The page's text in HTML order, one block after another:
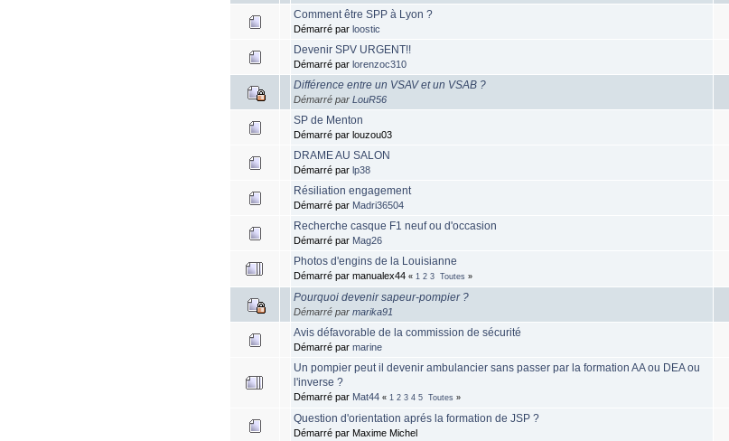
Comment être SPP à Lyon ?
Démarré parloostic
Devenir SPV URGENT!!
Démarré parlorenzoc310
Différence entre un VSAV et un VSAB ?
Démarré parLouR56
SP de Menton
Démarré par louzou03
DRAME AU SALON
Démarré parlp38
Résiliation engagement
Démarré par Madri36504
Recherche casque F1 neuf ou d'occasion
Démarré par Mag26
Photos d'engins de la Louisianne
Démarré par manualex44« 1 2 3 Toutes »
Pourquoi devenir sapeur-pompier ?
Démarré parmarika91
Avis défavorable de la commission de sécurité
Démarré parmarine
Un pompier peut il devenir ambulancier sans passer par la formation AA ou DEA ou
l'inverse ?
Démarré par Mat44 « 1 2 3 4 5 Toutes »
Question d'orientation aprés la formation de JSP ?
Démarré par Maxime Michel